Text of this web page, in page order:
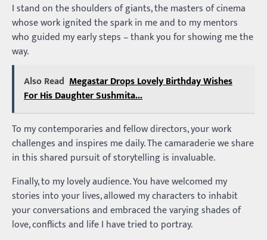
I stand on the shoulders of giants, the masters of cinema
whose work ignited the spark in me and to my mentors
who guided my early steps – thank you for showing me the
way.
Also Read Megastar Drops Lovely Birthday Wishes
For His Daughter Sushmita...
To my contemporaries and fellow directors, your work
challenges and inspires me daily. The camaraderie we share
in this shared pursuit of storytelling is invaluable.
Finally, to my lovely audience. You have welcomed my
stories into your lives, allowed my characters to inhabit
your conversations and embraced the varying shades of
love, conflicts and life I have tried to portray.